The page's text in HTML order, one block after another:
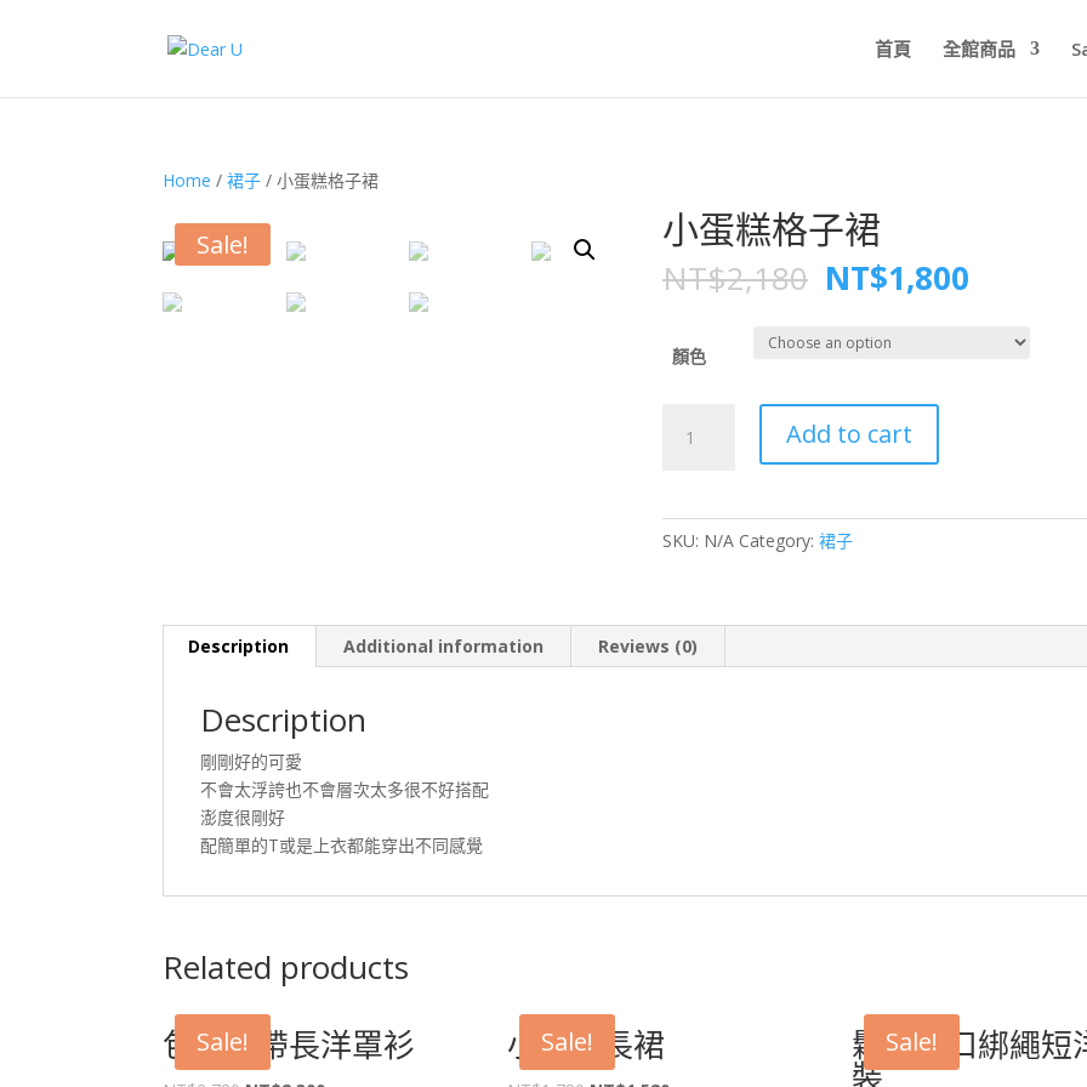
首頁 全館商品
Home /裙子 / 小蛋糕格子裙
Sale! 小蛋糕格子裙
NT$2,180 NT$1,800
顏色
Add to cart
SKU: N/A Category:裙子
Description Additional information Reviews (0)
Description
剛剛好的可愛
不會太浮誇也不會層次太多很不好搭配
澎度很剛好
配簡單的T或是上衣都能穿出不同感覺
Related products
Sale!
包袖綁帶長洋罩衫 Sale!
小白花長裙 Sale!
鬆緊領口綁繩短
裝